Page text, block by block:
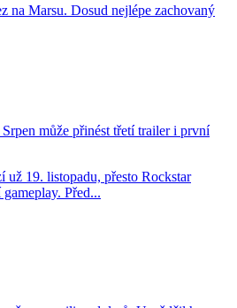
na Marsu. Dosud nejlépe zachovaný
může přinést třetí trailer i první
19. listopadu, přesto Rockstar
Před...